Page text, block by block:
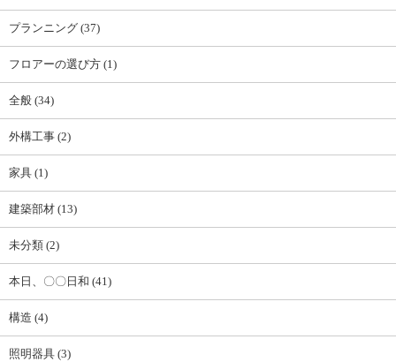
プランニング (37)
フロアーの選び方 (1)
全般 (34)
外構工事 (2)
家具 (1)
建築部材 (13)
未分類 (2)
本日、〇〇日和 (41)
構造 (4)
照明器具 (3)